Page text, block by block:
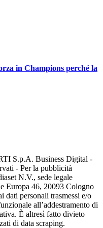
in Champions perché la
S.p.A. Business Digital -
- Per la pubblicità
N.V., sede legale
Europa 46, 20093 Cologno
dati personali trasmessi e/o
all’addestramento di
È altresì fatto divieto
di data scraping.